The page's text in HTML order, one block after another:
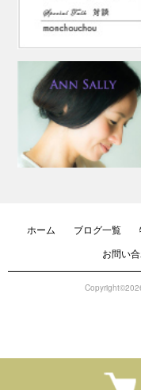
ホーム ブログ一覧
お問い